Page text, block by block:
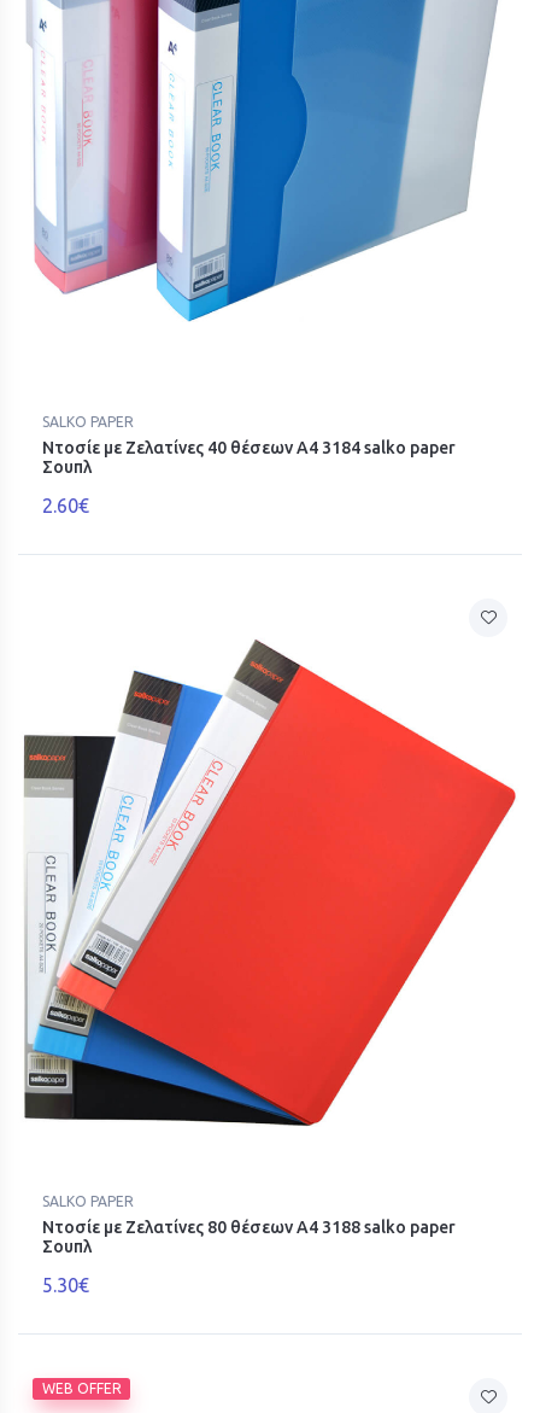
SALKO PAPER
Ντοσίε με Ζελατίνες 40 θέσεων Α4 3184 salko paper
Σουπλ
2.60€
SALKO PAPER
Ντοσίε με Ζελατίνες 80 θέσεων Α4 3188 salko paper
Σουπλ
5.30€
WEB OFFER